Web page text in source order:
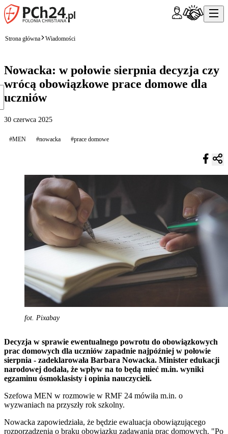
Strona główna Wiadomości
Nowacka: w połowie sierpnia decyzja czy
wrócą obowiązkowe prace domowe dla
uczniów
30 czerwca 2025
#MEN #nowacka #prace domowe
fot. Pixabay
Decyzja w sprawie ewentualnego powrotu do obowiązkowych
prac domowych dla uczniów zapadnie najpóźniej w połowie
sierpnia - zadeklarowała Barbara Nowacka. Minister edukacji
narodowej dodała, że wpływ na to będą mieć m.in. wyniki
egzaminu ósmoklasisty i opinia nauczycieli.
Szefowa MEN w rozmowie w RMF 24 mówiła m.in. o
wyzwaniach na przyszły rok szkolny.
Nowacka zapowiedziała, że będzie ewaluacja obowiązującego
rozporządzenia o braku obowiązku zadawania prac domowych. "Po